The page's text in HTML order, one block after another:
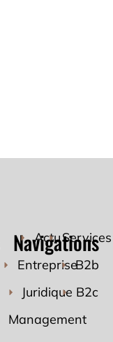
Navigations
Actu
Entreprise
Juridique
Management
Services
B2b
B2c